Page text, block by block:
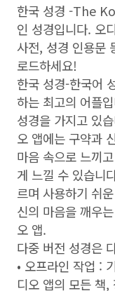
한국 성경 -The
인 성경입니다. 오
사전, 성경 인용문
로드하세요!
한국 성경-한국어
하는 최고의 어플
성경을 가지고 있
오 앱에는 구약과
마음 속으로 느끼
게 느낄 수 있습니
르며 사용하기 쉬
신의 마음을 깨우
오 앱.
다중 버전 성경은
• 오프라인 작업 :
디오 앱의 모든 책